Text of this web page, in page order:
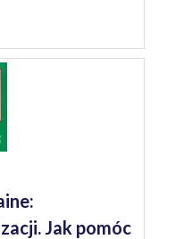
Jak pomóc